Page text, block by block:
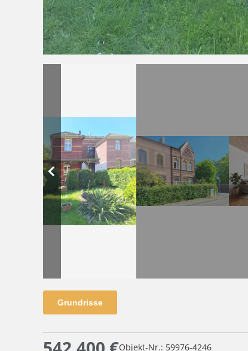
Grundrisse
Objekt-Nr.: 59976-4246